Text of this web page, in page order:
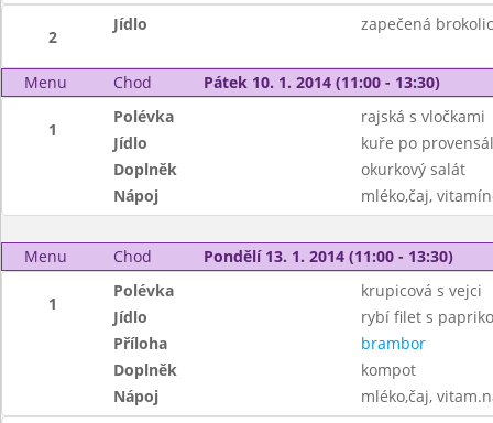
2
Jídlo zapečená
Menu Chod Pátek 10. 1. 2014 (11:00 - 13:30)
1
Polévka
rajská s vločkami
Jídlo
kuře po
Doplněk
okurkový salát
Nápoj
mléko,čaj,
Menu Chod Pondělí 13. 1. 2014 (11:00 - 13:30)
1
Polévka
krupicová s vejci
Jídlo
rybí filet s
Příloha
brambor
Doplněk
kompot
Nápoj
mléko,čaj,